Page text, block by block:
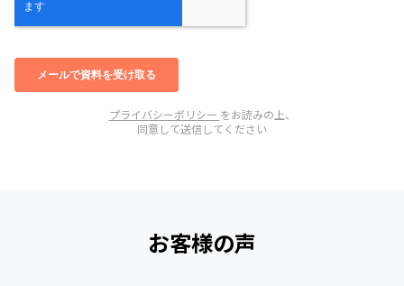
プライバシーポリシー をお読みの上、
同意して送信してください
お客様の声